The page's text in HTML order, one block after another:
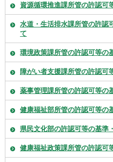
資源循環推進課所管の許認可
水道・生活排水課所管の許認
て
環境政策課所管の許認可等の
障がい者支援課所管の許認可
薬事管理課所管の許認可等の
健康福祉部所管の許認可等の
県民文化部の許認可等の基準
健康福祉政策課所管の許認可